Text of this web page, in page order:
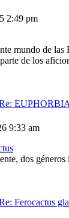
último
mensaje
2:49 pm
mundo de las
de los
9:33 am
dos géneros
Ferocactus